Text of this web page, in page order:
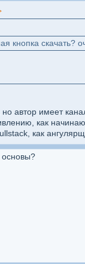
кнопка скачать?
автор имеет
как
как
основы?